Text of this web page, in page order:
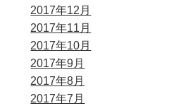
2017年12月
2017年11月
2017年10月
2017年9月
2017年8月
2017年7月